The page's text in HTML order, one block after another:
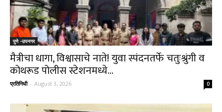
पुणे -उपनगर
मैत्रीचा धागा, विश्वासाचे नाते! युवा स्पंदनतर्फे चतुःश्रुंगी व
कोथरूड पोलीस स्टेशनमध्ये...
प्रतिनिधी - August 3, 2026 0